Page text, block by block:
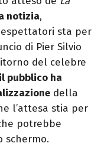
notizia,
sta per
di Pier Silvio
del celebre
il pubblico ha
della
l’attesa stia per
potrebbe
schermo.